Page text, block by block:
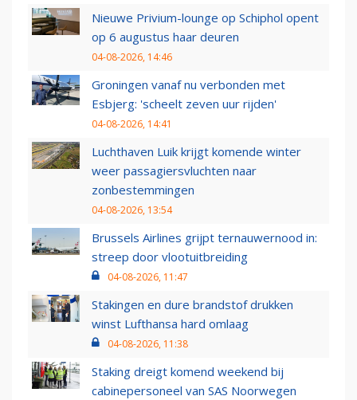
Nieuwe Privium-lounge op Schiphol opent
op 6 augustus haar deuren
04-08-2026, 14:46
Groningen vanaf nu verbonden met
Esbjerg: 'scheelt zeven uur rijden'
04-08-2026, 14:41
Luchthaven Luik krijgt komende winter
weer passagiersvluchten naar
zonbestemmingen
04-08-2026, 13:54
Brussels Airlines grijpt ternauwernood in:
streep door vlootuitbreiding
04-08-2026, 11:47
Stakingen en dure brandstof drukken
winst Lufthansa hard omlaag
04-08-2026, 11:38
Staking dreigt komend weekend bij
cabinepersoneel van SAS Noorwegen